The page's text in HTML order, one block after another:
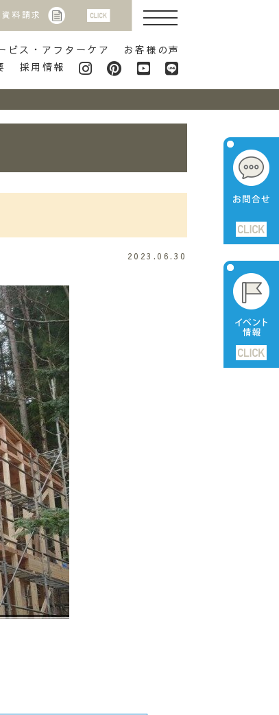
資料請求
ビス・アフターケア
お客様の声
採用情報
2023.06.30